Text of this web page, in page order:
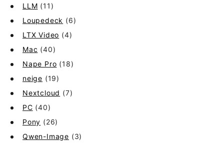
LLM (11)
Loupedeck (6)
LTX Video (4)
Mac (40)
Nape Pro (18)
neige (19)
Nextcloud (7)
PC (40)
Pony (26)
Qwen-Image (3)